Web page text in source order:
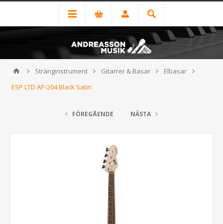
Stränginstrument Gitarrer & Basar
Elbasar
ESP LTD AP-204 Black Satin
FÖREGÅENDE NÄSTA